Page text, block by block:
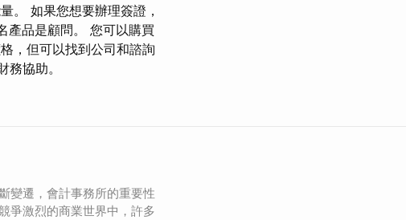
。 如果您想要辦理簽證，
產品是顧問。 您可以購買
，但可以找到公司和諮詢
協助。
變遷，會計事務所的重要性
爭激烈的商業世界中，許多